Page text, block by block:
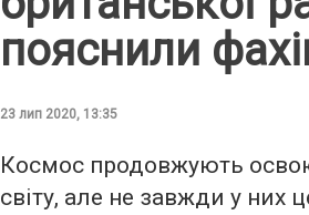
пояснили
23 лип 2020, 13:35
Космос продовжують
світу, але не завжди у них